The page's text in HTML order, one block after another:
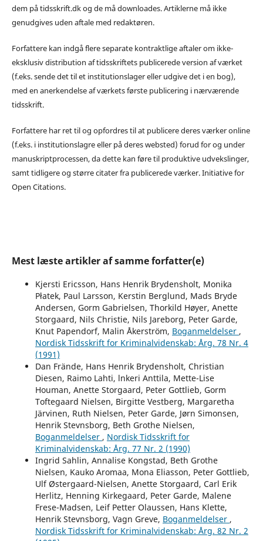
dem på tidsskrift.dk og de må downloades. Artiklerne må ikke
genudgives uden aftale med redaktøren.
Forfattere kan indgå flere separate kontraktlige aftaler om ikke-
eksklusiv distribution af tidsskriftets publicerede version af værket
(f.eks. sende det til et institutionslager eller udgive det i en bog),
med en anerkendelse af værkets første publicering i nærværende
tidsskrift.
Forfattere har ret til og opfordres til at publicere deres værker online
(f.eks. i institutionslagre eller på deres websted) forud for og under
manuskriptprocessen, da dette kan føre til produktive udvekslinger,
samt tidligere og større citater fra publicerede værker. Initiative for
Open Citations.
Mest læste artikler af samme forfatter(e)
Kjersti Ericsson, Hans Henrik Brydensholt, Monika
Płatek, Paul Larsson, Kerstin Berglund, Mads Bryde
Andersen, Gorm Gabrielsen, Thorkild Høyer, Anette
Storgaard, Nils Christie, Nils Jareborg, Peter Garde,
Knut Papendorf, Malin Åkerström, Boganmeldelser ,
Nordisk Tidsskrift for Kriminalvidenskab: Årg. 78 Nr. 4
(1991)
Dan Frände, Hans Henrik Brydensholt, Christian
Diesen, Raimo Lahti, lnkeri Anttila, Mette-Lise
Houman, Anette Storgaard, Peter Gottlieb, Gorm
Toftegaard Nielsen, Birgitte Vestberg, Margaretha
Järvinen, Ruth Nielsen, Peter Garde, Jørn Simonsen,
Henrik Stevnsborg, Beth Grothe Nielsen,
Boganmeldelser , Nordisk Tidsskrift for
Kriminalvidenskab: Årg. 77 Nr. 2 (1990)
Ingrid Sahlin, Annalise Kongstad, Beth Grothe
Nielsen, Kauko Aromaa, Mona Eliasson, Peter Gottlieb,
Ulf Østergaard-Nielsen, Anette Storgaard, Carl Erik
Herlitz, Henning Kirkegaard, Peter Garde, Malene
Frese-Madsen, Leif Petter Olaussen, Hans Klette,
Henrik Stevnsborg, Vagn Greve, Boganmeldelser ,
Nordisk Tidsskrift for Kriminalvidenskab: Årg. 82 Nr. 2